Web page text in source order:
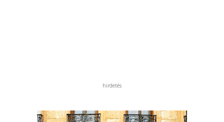
hirdetés